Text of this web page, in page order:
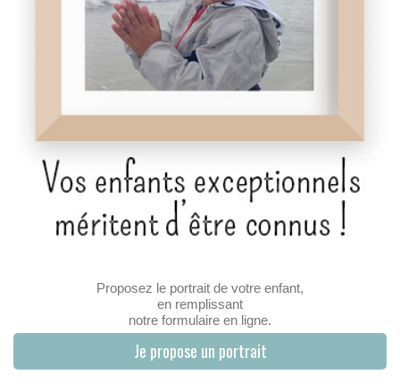
Proposez le portrait de votre enfant,
en remplissant
notre formulaire en ligne.
Je propose un portrait